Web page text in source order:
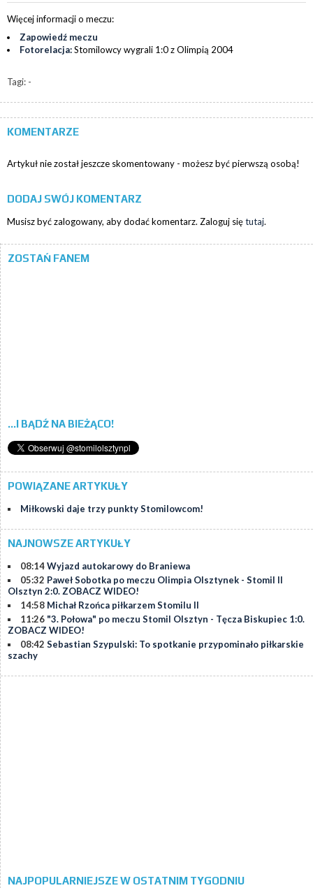
Więcej informacji o meczu:
Zapowiedź meczu
Fotorelacja:Stomilowcy wygrali 1:0 z Olimpią 2004
Tagi: -
KOMENTARZE
Artykuł nie został jeszcze skomentowany - możesz być pierwszą osobą!
DODAJ SWÓJ KOMENTARZ
Musisz być zalogowany, aby dodać komentarz. Zaloguj siętutaj.
ZOSTAŃ FANEM
...I BĄDŹ NA BIEŻĄCO!
POWIĄZANE ARTYKUŁY
Miłkowski daje trzy punkty Stomilowcom!
NAJNOWSZE ARTYKUŁY
08:14Wyjazd autokarowy do Braniewa
05:32 Paweł Sobotka po meczu Olimpia Olsztynek - Stomil II
Olsztyn 2:0. ZOBACZ WIDEO!
14:58 Michał Rzońca piłkarzem Stomilu II
11:26 "3. Połowa" po meczu Stomil Olsztyn - Tęcza Biskupiec 1:0.
ZOBACZ WIDEO!
08:42 Sebastian Szypulski: To spotkanie przypominało piłkarskie
szachy
NAJPOPULARNIEJSZE W OSTATNIM TYGODNIU